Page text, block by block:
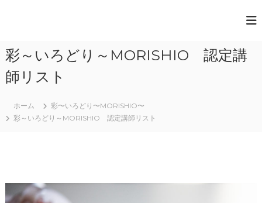
ツ
ス
プ
社
団
法
日
パ
ー
彩～いろどり～MORISHIO 認定講
師リスト
ホーム
彩〜いろどり〜MORISHIO〜
彩～いろどり～MORISHIO 認定講師リスト